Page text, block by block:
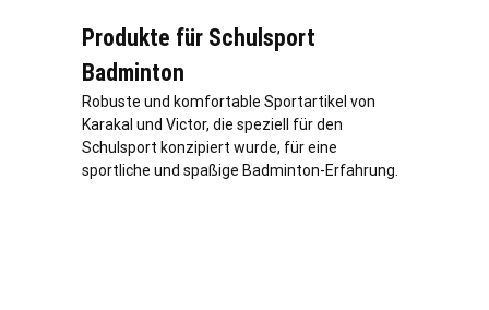
Produkte für Schulsport
Badminton
Robuste und komfortable Sportartikel von
Karakal und Victor, die speziell für den
Schulsport konzipiert wurde, für eine
sportliche und spaßige Badminton-Erfahrung.